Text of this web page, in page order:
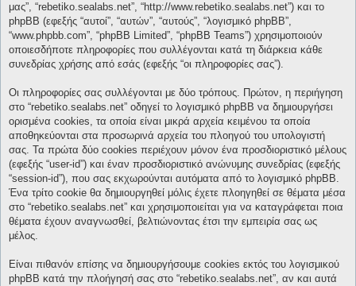
μας”, “rebetiko.sealabs.net”, “http://www.rebetiko.sealabs.net”) και το
phpBB (εφεξής “αυτοί”, “αυτών”, “αυτούς”, “λογισμικό phpBB”,
“www.phpbb.com”, “phpBB Limited”, “phpBB Teams”) χρησιμοποιούν
οποιεσδήποτε πληροφορίες που συλλέγονται κατά τη διάρκεια κάθε
συνεδρίας χρήσης από εσάς (εφεξής “οι πληροφορίες σας”).
Οι πληροφορίες σας συλλέγονται με δύο τρόπους. Πρώτον, η περιήγηση
στο “rebetiko.sealabs.net” οδηγεί το λογισμικό phpBB να δημιουργήσει
ορισμένα cookies, τα οποία είναι μικρά αρχεία κειμένου τα οποία
αποθηκεύονται στα προσωρινά αρχεία του πλοηγού του υπολογιστή
σας. Τα πρώτα δύο cookies περιέχουν μόνον ένα προσδιοριστικό μέλους
(εφεξής “user-id”) και έναν προσδιοριστικό ανώνυμης συνεδρίας (εφεξής
“session-id”), που σας εκχωρούνται αυτόματα από το λογισμικό phpBB.
Ένα τρίτο cookie θα δημιουργηθεί μόλις έχετε πλοηγηθεί σε θέματα μέσα
στο “rebetiko.sealabs.net” και χρησιμοποιείται για να καταγράφεται ποια
θέματα έχουν αναγνωσθεί, βελτιώνοντας έτσι την εμπειρία σας ως
μέλος.
Είναι πιθανόν επίσης να δημιουργήσουμε cookies εκτός του λογισμικού
phpBB κατά την πλοήγησή σας στο “rebetiko.sealabs.net”, αν και αυτά